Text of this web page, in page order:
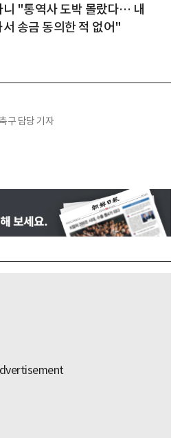
니 "통역사 도박 몰랐다… 내
서 송금 동의한 적 없어"
구 담당 기자